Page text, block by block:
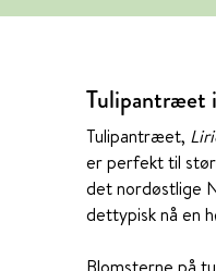
Tulipantræet
Tulipantræet,
er perfekt til
det nordøstlige
dettypisk nå en